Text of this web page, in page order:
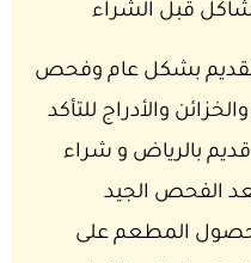
قبل الشراء
القديم بشكل عام وفحص
والأدراج للتأكد
قديم بالرياض و شراء
الفحص الجيد
حصول المطعم على